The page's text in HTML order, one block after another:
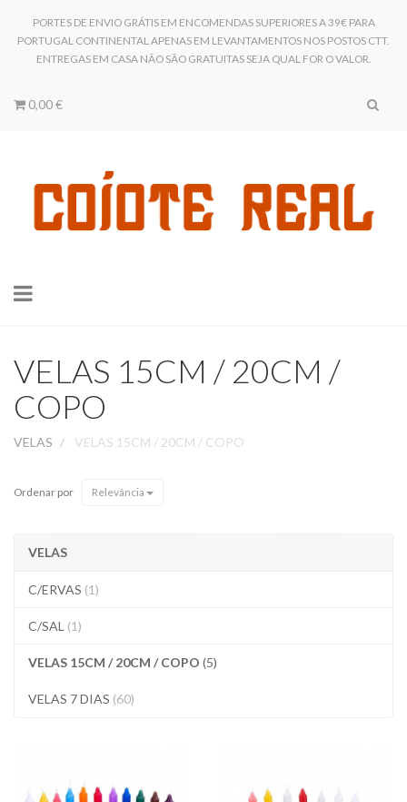
PORTES DE ENVIO GRÁTIS EM ENCOMENDAS SUPERIORES A 39€ PARA
PORTUGAL CONTINENTAL APENAS EM LEVANTAMENTOS NOS POSTOS CTT.
ENTREGAS EM CASA NÃO SÃO GRATUITAS SEJA QUAL FOR O VALOR.
0,00 €
Toggle
VELAS 15CM / 20CM /
COPO
VELAS VELAS 15CM / 20CM / COPO
Ordenar por Relevância
VELAS
C/ERVAS (1)
C/SAL (1)
VELAS 15CM / 20CM / COPO (5)
VELAS 7 DIAS (60)